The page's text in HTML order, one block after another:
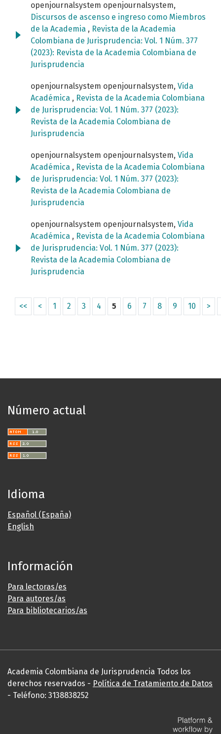
openjournalsystem openjournalsystem,
Discursos de ascenso e ingreso como Miembros
de la Academia , Revista de la Academia
Colombiana de Jurisprudencia: Vol. 1 Núm. 377
(2023): Revista de la Academia Colombiana de
Jurisprudencia
openjournalsystem openjournalsystem, Vida
Académica , Revista de la Academia Colombiana
de Jurisprudencia: Vol. 1 Núm. 377 (2023):
Revista de la Academia Colombiana de
Jurisprudencia
openjournalsystem openjournalsystem, Vida
Académica , Revista de la Academia Colombiana
de Jurisprudencia: Vol. 1 Núm. 377 (2023):
Revista de la Academia Colombiana de
Jurisprudencia
openjournalsystem openjournalsystem, Vida
Académica , Revista de la Academia Colombiana
de Jurisprudencia: Vol. 1 Núm. 377 (2023):
Revista de la Academia Colombiana de
Jurisprudencia
<< < 1 2 3 4 5 6 7 8 9 10 >
Número actual
Idioma
Español (España)
English
Información
Para lectoras/es
Para autores/as
Para bibliotecarios/as
Academia Colombiana de Jurisprudencia Todos los
derechos reservados - Política de Tratamiento de Datos
- Teléfono: 3138838252